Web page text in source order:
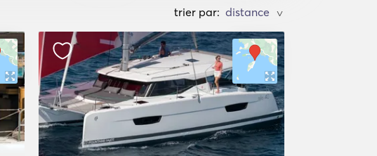
trier par: >